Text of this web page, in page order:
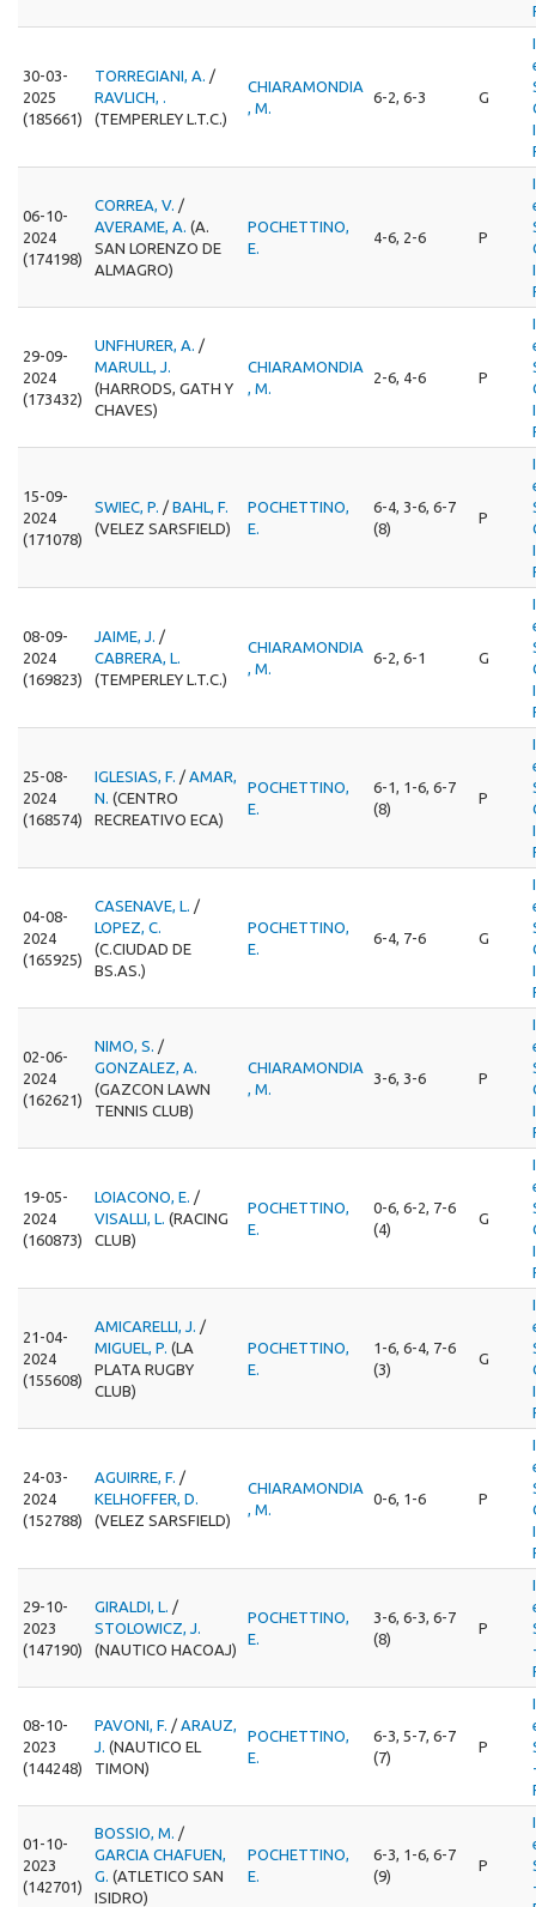
30-03-
2025
(185661)
TORREGIANI, A. /
RAVLICH, .
(TEMPERLEY L.T.C.)
CHIARAMONDIA
, M.
6-2, 6-3 G
06-10-
2024
(174198)
CORREA, V. /
AVERAME, A. (A.
SAN LORENZO DE
ALMAGRO)
POCHETTINO,
E.
4-6, 2-6 P
29-09-
2024
(173432)
UNFHURER, A. /
MARULL, J.
(HARRODS, GATH Y
CHAVES)
CHIARAMONDIA
, M.
2-6, 4-6 P
15-09-
2024
(171078)
SWIEC, P. / BAHL, F.
(VELEZ SARSFIELD)
POCHETTINO,
E.
6-4, 3-6, 6-7
(8)
P
08-09-
2024
(169823)
JAIME, J. /
CABRERA, L.
(TEMPERLEY L.T.C.)
CHIARAMONDIA
, M.
6-2, 6-1 G
25-08-
2024
(168574)
IGLESIAS, F. / AMAR,
N. (CENTRO
RECREATIVO ECA)
POCHETTINO,
E.
6-1, 1-6, 6-7
(8)
P
04-08-
2024
(165925)
CASENAVE, L. /
LOPEZ, C.
(C.CIUDAD DE
BS.AS.)
POCHETTINO,
E.
6-4, 7-6 G
02-06-
2024
(162621)
NIMO, S. /
GONZALEZ, A.
(GAZCON LAWN
TENNIS CLUB)
CHIARAMONDIA
, M.
3-6, 3-6 P
19-05-
2024
(160873)
LOIACONO, E. /
VISALLI, L. (RACING
CLUB)
POCHETTINO,
E.
0-6, 6-2, 7-6
(4)
G
21-04-
2024
(155608)
AMICARELLI, J. /
MIGUEL, P. (LA
PLATA RUGBY
CLUB)
POCHETTINO,
E.
1-6, 6-4, 7-6
(3)
G
24-03-
2024
(152788)
AGUIRRE, F. /
KELHOFFER, D.
(VELEZ SARSFIELD)
CHIARAMONDIA
, M.
0-6, 1-6 P
29-10-
2023
(147190)
GIRALDI, L. /
STOLOWICZ, J.
(NAUTICO HACOAJ)
POCHETTINO,
E.
3-6, 6-3, 6-7
(8)
P
08-10-
2023
(144248)
PAVONI, F. / ARAUZ,
J. (NAUTICO EL
TIMON)
POCHETTINO,
E.
6-3, 5-7, 6-7
(7)
P
01-10-
2023
(142701)
BOSSIO, M. /
GARCIA CHAFUEN,
G. (ATLETICO SAN
ISIDRO)
POCHETTINO,
E.
6-3, 1-6, 6-7
(9)
P